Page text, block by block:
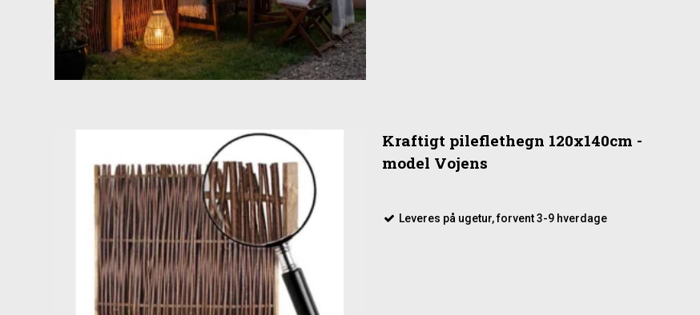
Kraftigt pileflethegn 120x140cm -
model Vojens
Leveres på ugetur, forvent 3-9 hverdage